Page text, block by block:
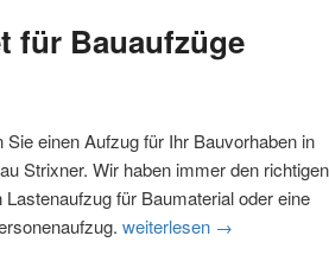
für Bauaufzüge
einen Aufzug für Ihr Bauvorhaben in
Strixner. Wir haben immer den richtigen
für Baumaterial oder eine
weiterlesen Unser
→